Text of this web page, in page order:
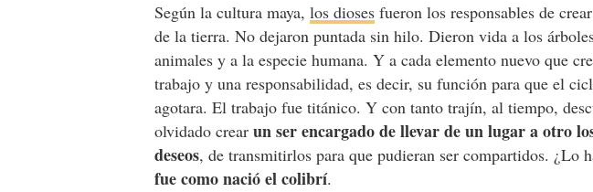
Según la cultura maya,los dioses fueron los responsables de
de la tierra. No dejaron puntada sin hilo. Dieron vida a los
animales y a la especie humana. Y a cada elemento nuevo que
trabajo y una responsabilidad, es decir, su función para que el
agotara. El trabajo fue titánico. Y con tanto trajín, al tiempo,
olvidado crearun ser encargado de llevar de un lugar a otro
deseos, de transmitirlos para que pudieran ser compartidos. ¿Lo
fue como nació el colibrí.